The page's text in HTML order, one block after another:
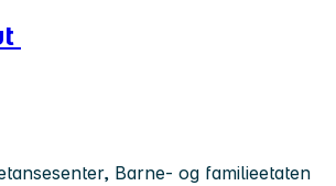
Barne- og familieetaten